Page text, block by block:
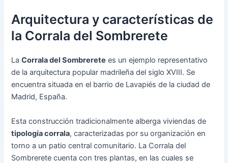
Arquitectura y características de
la Corrala del Sombrerete
LaCorrala del Sombrerete es un ejemplo representativo
de la arquitectura popular madrileña del siglo XVIII. Se
encuentra situada en el barrio de Lavapiés de la ciudad de
Madrid, España.
Esta construcción tradicionalmente alberga viviendas de
tipología corrala, caracterizadas por su organización en
torno a un patio central comunitario. La Corrala del
Sombrerete cuenta con tres plantas, en las cuales se